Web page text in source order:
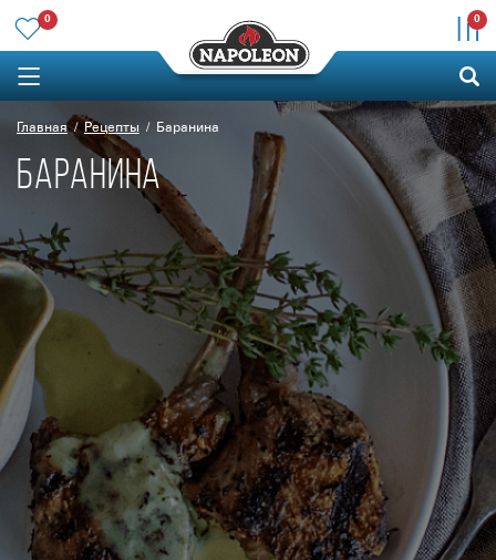
0 0
Главная Рецепты Баранина
БАРАНИНА